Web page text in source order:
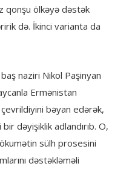
qonşu ölkəyə dəstək
də. İkinci varianta da
naziri Nikol Paşinyan
Ermənistan
çevrildiyini bəyan edərək,
dəyişiklik adlandırıb. O,
sülh prosesini
dəstəkləməli